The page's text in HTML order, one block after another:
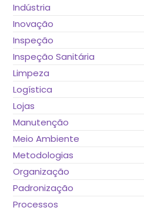
Indústria
Inovação
Inspeção
Inspeção Sanitária
Limpeza
Logística
Lojas
Manutenção
Meio Ambiente
Metodologias
Organização
Padronização
Processos